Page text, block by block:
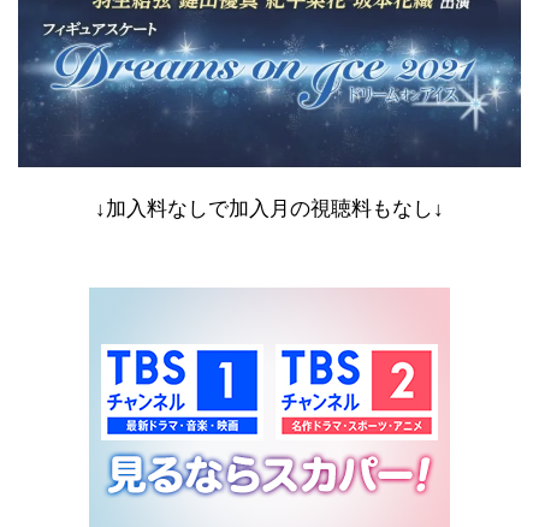
↓加入料なしで加入月の視聴料もなし↓